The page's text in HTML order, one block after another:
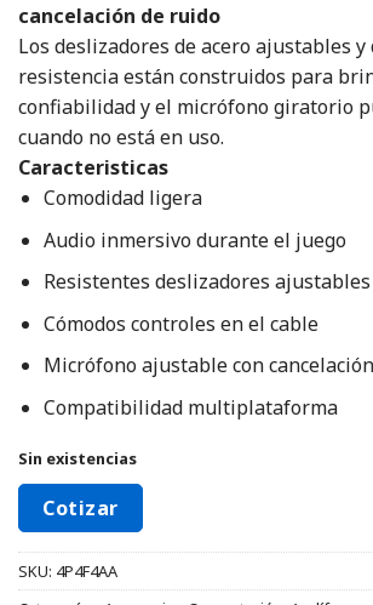
cancelación de ruido
Los deslizadores de acero ajustables y
resistencia están construidos para
confiabilidad y el micrófono giratorio
cuando no está en uso.
Caracteristicas
Comodidad ligera
Audio inmersivo durante el juego
Resistentes deslizadores ajustables
Cómodos controles en el cable
Micrófono ajustable con
Compatibilidad multiplataforma
Sin existencias
Cotizar
SKU: 4P4F4AA